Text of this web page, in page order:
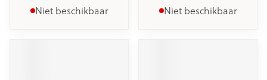
Niet beschikbaar Niet beschikbaar